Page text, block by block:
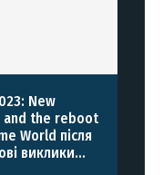
New
and the reboot
World після
виклики...